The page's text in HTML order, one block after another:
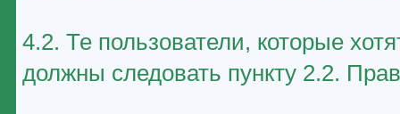
4.2. Те пользователи, которые
должны следовать пункту 2.2.